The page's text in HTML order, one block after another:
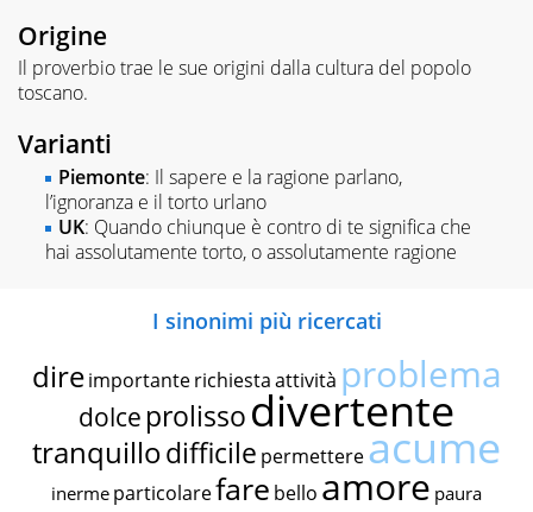
Origine
Il proverbio trae le sue origini dalla cultura del popolo
toscano.
Varianti
Piemonte: Il sapere e la ragione parlano,
l’ignoranza e il torto urlano
UK: Quando chiunque è contro di te significa che
hai assolutamente torto, o assolutamente ragione
I sinonimi più ricercati
dire importante richiestaattività problema
dolce prolissodivertente
tranquillodifficile permettereacume
inerme particolarefare bello amore paura